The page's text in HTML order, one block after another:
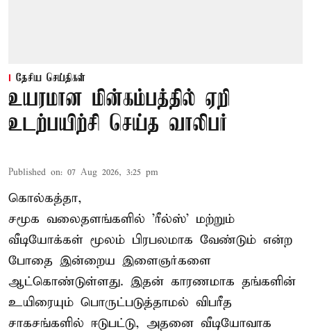
தேசிய செய்திகள்
உயரமான மின்கம்பத்தில் ஏறி
உடற்பயிற்சி செய்த வாலிபர்
Published on: 07 Aug 2026, 3:25 pm
கொல்கத்தா,
சமூக வலைதளங்களில் 'ரீல்ஸ்' மற்றும்
வீடியோக்கள் மூலம் பிரபலமாக வேண்டும் என்ற
போதை இன்றைய இளைஞர்களை
ஆட்கொண்டுள்ளது. இதன் காரணமாக தங்களின்
உயிரையும் பொருட்படுத்தாமல் விபரீத
சாகசங்களில் ஈடுபட்டு, அதனை வீடியோவாக